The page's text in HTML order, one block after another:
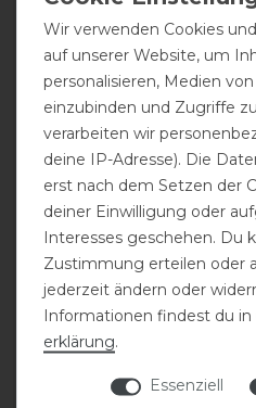
DeNiro Sporenriemen
Leder
28,00 € *
Paar
ARTIKEL MERKEN
Wir verwenden Cookies
auf unserer Website, um
personalisieren, Medien
einzubinden und Zugriffe
verarbeiten wir
deine IP-Adresse). Die
erst nach dem Setzen der
deiner Einwilligung oder
Interesses geschehen. Du
Zustimmung erteilen oder
jederzeit ändern oder
Informationen findest du in
erklärung.
Essenziell